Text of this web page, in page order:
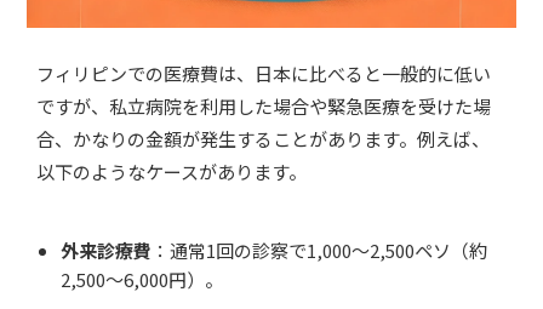
フィリピンでの医療費は、日本に比べると一般的に低い
ですが、私立病院を利用した場合や緊急医療を受けた場
合、かなりの金額が発生することがあります。例えば、
以下のようなケースがあります。
外来診療費 ：通常1回の診察で1,000〜2,500ペソ（約
2,500〜6,000円）。